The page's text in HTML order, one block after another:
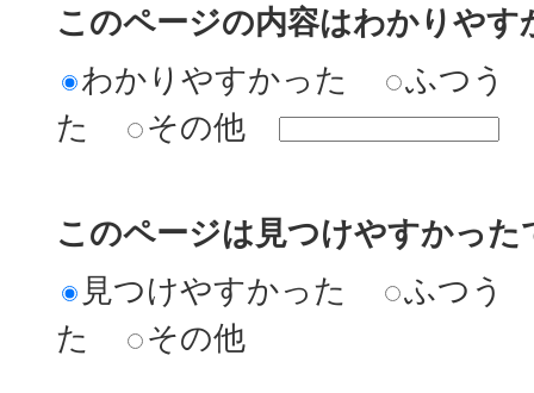
このページの内容はわかりやす
わかりやすかった
ふつう
た
その他
このページは見つけやすかった
見つけやすかった
ふつう
た
その他